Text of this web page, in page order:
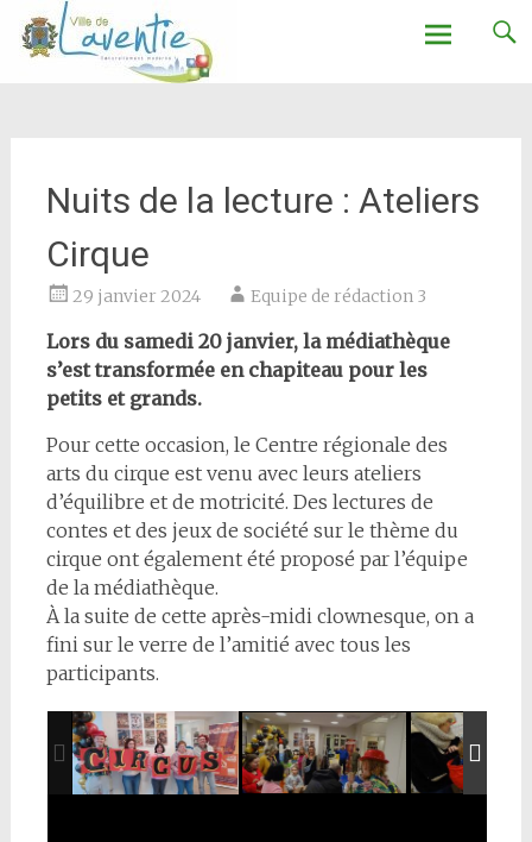
Ville de Laventie
Nuits de la lecture : Ateliers
Cirque
29 janvier 2024 Equipe de rédaction 3
Lors du samedi 20 janvier, la médiathèque
s’est transformée en chapiteau pour les
petits et grands.
Pour cette occasion, le Centre régionale des
arts du cirque est venu avec leurs ateliers
d’équilibre et de motricité. Des lectures de
contes et des jeux de société sur le thème du
cirque ont également été proposé par l’équipe
de la médiathèque.
À la suite de cette après-midi clownesque, on a
fini sur le verre de l’amitié avec tous les
participants.